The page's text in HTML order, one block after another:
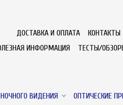
ДОСТАВКА И ОПЛАТА КОНТАКТЫ
ИНФОРМАЦИЯ
ТЕСТЫ/
ВИДЕНИЯ ОПТИЧЕСКИЕ